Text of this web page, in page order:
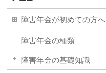
障害年金が初めての方へ
障害年金の種類
障害年金の基礎知識